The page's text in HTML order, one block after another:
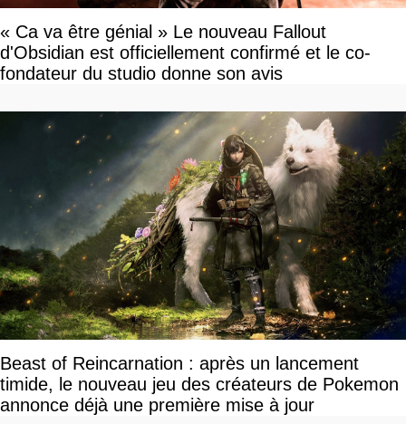
« Ca va être génial » Le nouveau Fallout
d'Obsidian est officiellement confirmé et le co-
fondateur du studio donne son avis
Beast of Reincarnation : après un lancement
timide, le nouveau jeu des créateurs de Pokemon
annonce déjà une première mise à jour